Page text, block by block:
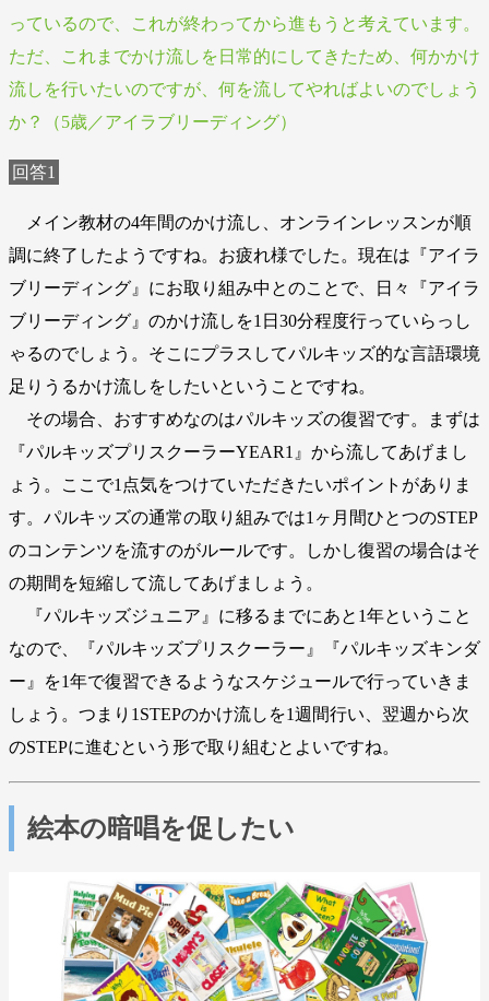
っているので、これが終わってから進もうと考えています。
ただ、これまでかけ流しを日常的にしてきたため、何かかけ
流しを行いたいのですが、何を流してやればよいのでしょう
か？（5歳／アイラブリーディング）
回答1
メイン教材の4年間のかけ流し、オンラインレッスンが順
調に終了したようですね。お疲れ様でした。現在は『アイラ
ブリーディング』にお取り組み中とのことで、日々『アイラ
ブリーディング』のかけ流しを1日30分程度行っていらっし
ゃるのでしょう。そこにプラスしてパルキッズ的な言語環境
足りうるかけ流しをしたいということですね。
その場合、おすすめなのはパルキッズの復習です。まずは
『パルキッズプリスクーラーYEAR1』から流してあげまし
ょう。ここで1点気をつけていただきたいポイントがありま
す。パルキッズの通常の取り組みでは1ヶ月間ひとつのSTEP
のコンテンツを流すのがルールです。しかし復習の場合はそ
の期間を短縮して流してあげましょう。
『パルキッズジュニア』に移るまでにあと1年ということ
なので、『パルキッズプリスクーラー』『パルキッズキンダ
ー』を1年で復習できるようなスケジュールで行っていきま
しょう。つまり1STEPのかけ流しを1週間行い、翌週から次
のSTEPに進むという形で取り組むとよいですね。
絵本の暗唱を促したい